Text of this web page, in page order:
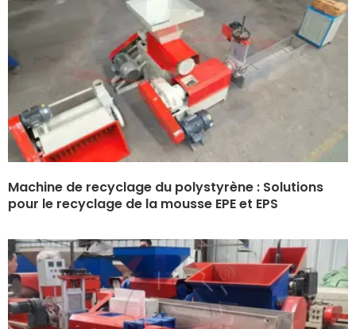
Machine de recyclage du polystyrène : Solutions
pour le recyclage de la mousse EPE et EPS